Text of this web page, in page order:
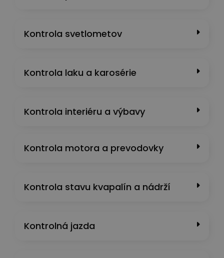
Kontrola svetlometov
Kontrola laku a karosérie
Kontrola interiéru a výbavy
Kontrola motora a prevodovky
Kontrola stavu kvapalín a nádrží
Kontrolná jazda